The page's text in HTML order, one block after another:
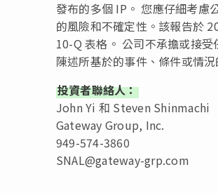
發布的多個 IP。 您應仔細考慮
的風險和不確定性。該報告於
10-Q 表格。 公司不承擔或接
陳述所基於的事件、條件或情況
投資者聯絡人：
John Yi 和 Steven Shinmachi
Gateway Group, Inc.
949-574-3860
SNAL@gateway-grp.com